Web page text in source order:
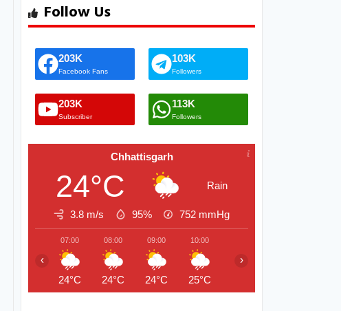
Follow Us
203K
Facebook Fans
103K
Followers
203K
Subscriber
113K
Followers
Chhattisgarh
24°C Rain
3.8 m/s 95% 752 mmHg
07:00
24°C
08:00
24°C
09:00
24°C
10:00
25°C
‹ ›